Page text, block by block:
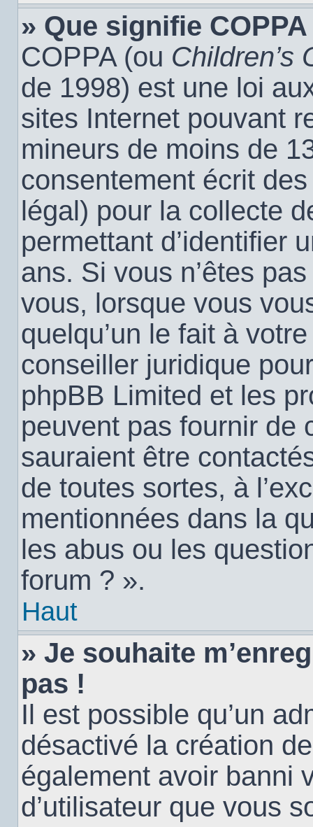
» Que signifie
COPPA (ou Children’s
de 1998) est une loi
sites Internet pouvant
mineurs de moins de
consentement écrit
légal) pour la collecte
permettant d’identifier
ans. Si vous n’êtes
vous, lorsque vous
quelqu’un le fait à
conseiller juridique
phpBB Limited et les
peuvent pas fournir de
sauraient être
de toutes sortes, à
mentionnées dans la
les abus ou les
forum ? ».
Haut
» Je souhaite
pas !
Il est possible qu’un
désactivé la création
également avoir banni
d’utilisateur que vous